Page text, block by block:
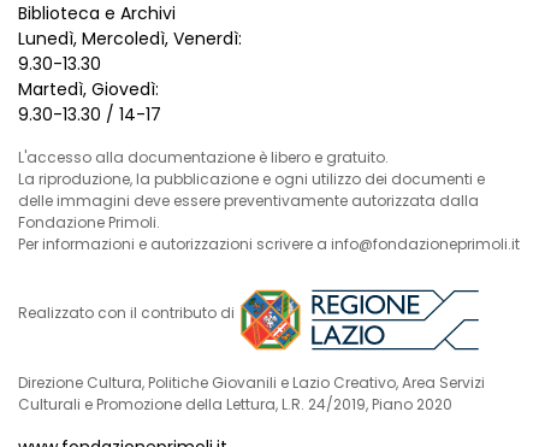
Biblioteca e Archivi
Lunedì, Mercoledì, Venerdì:
9.30-13.30
Martedì, Giovedì:
9.30-13.30 / 14-17
L'accesso alla documentazione è libero e gratuito.
La riproduzione, la pubblicazione e ogni utilizzo dei documenti e
delle immagini deve essere preventivamente autorizzata dalla
Fondazione Primoli.
Per informazioni e autorizzazioni scrivere a info@fondazioneprimoli.it
Realizzato con il contributo di
Direzione Cultura, Politiche Giovanili e Lazio Creativo, Area Servizi
Culturali e Promozione della Lettura, L.R. 24/2019, Piano 2020